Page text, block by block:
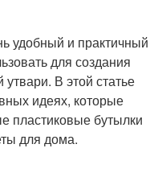
удобный и практичный
для создания
В этой статье
идеях, которые
пластиковые бутылки
для дома.